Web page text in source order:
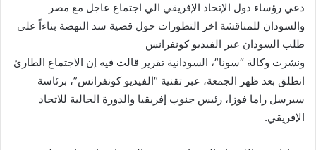
دعي رؤساء دول الإتحاد الإفريقي الي اجتماع عاجل مع مصر
والسودان للمناقشة اخر التطورات حول قضية سد النهضة بناءاً على
طلب السودان عبر الفيديو كونفرانس
ونشرت وكالة “سونا”، السودانية تقرير قالت فيه إن الاجتماع الطارئ
انطلق بعد ظهر الجمعة، عبر تقنية “الفيديو كونفرانس”، برئاسة
سيرسل راما فوزا، رئيس جنوب إفريقيا والدورة الحالية للاتحاد
الإفريقي.